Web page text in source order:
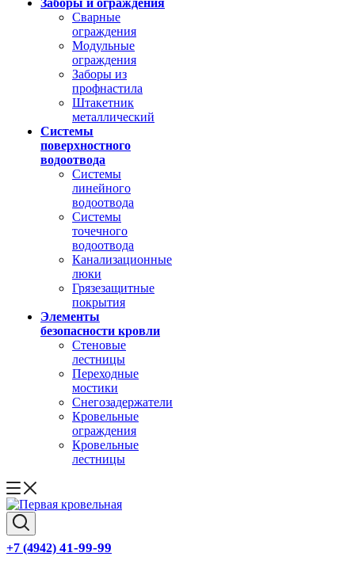
Заборы и ограждения
Сварные
ограждения
Модульные
ограждения
Заборы из
профнастила
Штакетник
металлический
Системы
поверхностного
водоотвода
Системы
линейного
водоотвода
Системы
точечного
водоотвода
Канализационные
люки
Грязезащитные
покрытия
Элементы
безопасности кровли
Стеновые
лестницы
Переходные
мостики
Снегозадержатели
Кровельные
ограждения
Кровельные
лестницы
+7 (4942) 41-99-99